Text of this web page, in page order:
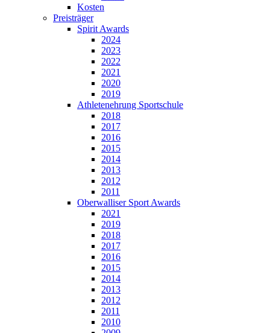
Kosten
Preisträger
Spirit Awards
2024
2023
2022
2021
2020
2019
Athletenehrung Sportschule
2018
2017
2016
2015
2014
2013
2012
2011
Oberwalliser Sport Awards
2021
2019
2018
2017
2016
2015
2014
2013
2012
2011
2010